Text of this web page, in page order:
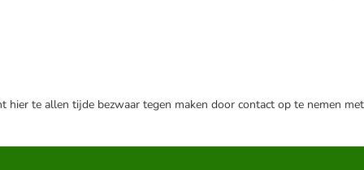
te allen tijde bezwaar tegen maken door contact op te nemen met